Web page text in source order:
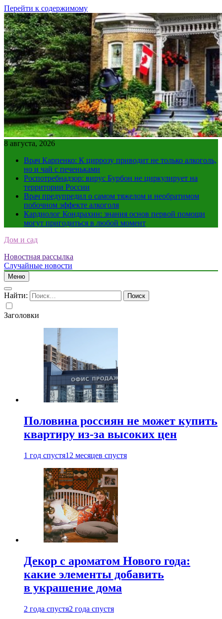
Перейти к содержимому
8 августа, 2026
Врач Карпенко: К циррозу приводит не только алкоголь,
но и чай с печеньками
Роспотребнадзор: вирус Бурбон не циркулирует на
территории России
Врач предупредил о самом тяжелом и необратимом
побочном эффекте алкоголя
Кардиолог Кондрахин: знания основ первой помощи
могут пригодиться в любой момент
Дом и сад
Новостная рассылка
Случайные новости
Меню
Найти:
Заголовки
Половина россиян не может купить
квартиру из-за высоких цен
1 год спустя12 месяцев спустя
Декор с ароматом Нового года:
какие элементы добавить
в украшение дома
2 года спустя2 года спустя